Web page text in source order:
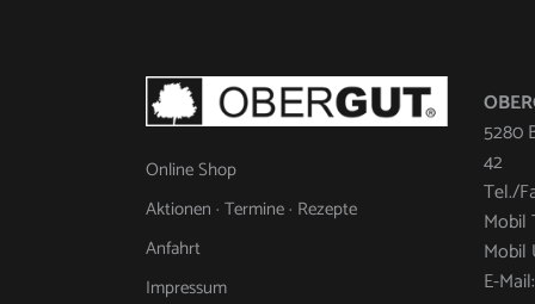
Online Shop
Aktionen · Termine · Rezepte
Anfahrt
Impressum
5280
42
Tel./
Mobil
Mobil
E-